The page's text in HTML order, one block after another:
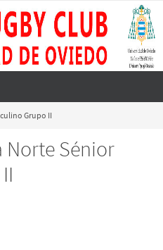
Grupo II
Norte Sénior